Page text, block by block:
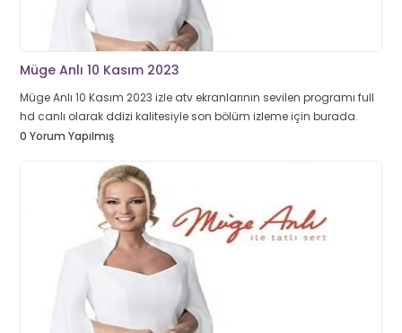
Müge Anlı 10 Kasım 2023
Müge Anlı 10 Kasım 2023 izle atv ekranlarının sevilen programı full
hd canlı olarak ddizi kalitesiyle son bölüm izleme için burada.
0 Yorum Yapılmış